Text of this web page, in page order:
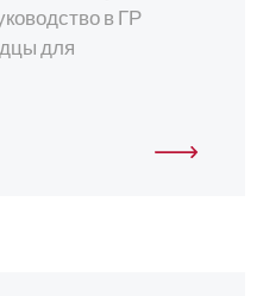
в ГР
для